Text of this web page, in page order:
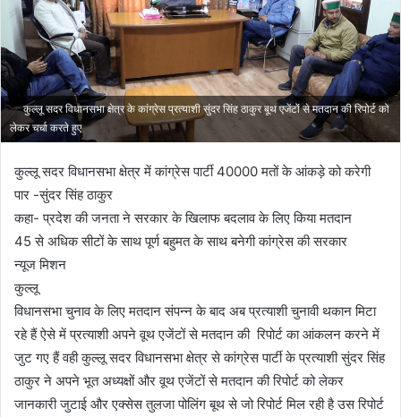
कुल्लू सदर विधानसभा क्षेत्र के कांग्रेस प्रत्याशी सुंदर सिंह ठाकुर बूथ एजेंटों से मतदान की रिपोर्ट को
लेकर चर्चा करते हुए
कुल्लू सदर विधानसभा क्षेत्र में कांग्रेस पार्टी 40000 मतों के आंकड़े को करेगी
पार -सुंदर सिंह ठाकुर
कहा- प्रदेश की जनता ने सरकार के खिलाफ बदलाव के लिए किया मतदान
45 से अधिक सीटों के साथ पूर्ण बहुमत के साथ बनेगी कांग्रेस की सरकार
न्यूज मिशन
कुल्लू
विधानसभा चुनाव के लिए मतदान संपन्न के बाद अब प्रत्याशी चुनावी थकान मिटा
रहे हैं ऐसे में प्रत्याशी अपने वूथ एजेंटों से मतदान की रिपोर्ट का आंकलन करने में
जुट गए हैं वही कुल्लू सदर विधानसभा क्षेत्र से कांग्रेस पार्टी के प्रत्याशी सुंदर सिंह
ठाकुर ने अपने भूत अध्यक्षों और वूथ एजेंटों से मतदान की रिपोर्ट को लेकर
जानकारी जुटाई और एक्सेस तुलजा पोलिंग बूथ से जो रिपोर्ट मिल रही है उस रिपोर्ट